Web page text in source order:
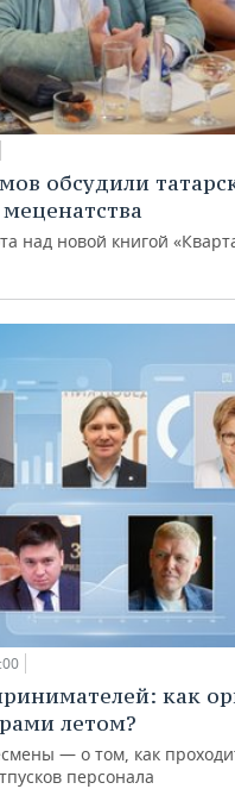
обсудили
над новой книгой
как
летом?
— о том, как
персонала